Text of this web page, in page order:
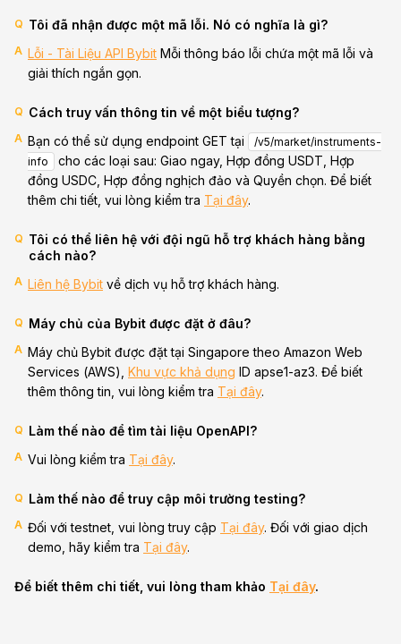
Q Tôi đã nhận được một mã lỗi. Nó có nghĩa là gì?
A Lỗi - Tài Liệu API Bybit Mỗi thông báo lỗi chứa một mã lỗi và
giải thích ngắn gọn.
Q Cách truy vấn thông tin về một biểu tượng?
A Bạn có thể sử dụng endpoint GET tại
/v5/market/instruments-
info
cho các loại sau: Giao ngay, Hợp đồng USDT, Hợp
đồng USDC, Hợp đồng nghịch đảo và Quyền chọn. Để biết
thêm chi tiết, vui lòng kiểm tra Tại đây.
Q Tôi có thể liên hệ với đội ngũ hỗ trợ khách hàng bằng
cách nào?
A Liên hệ Bybit về dịch vụ hỗ trợ khách hàng.
Q Máy chủ của Bybit được đặt ở đâu?
A Máy chủ Bybit được đặt tại Singapore theo Amazon Web
Services (AWS), Khu vực khả dụng ID apse1-az3. Để biết
thêm thông tin, vui lòng kiểm tra Tại đây.
Q Làm thế nào để tìm tài liệu OpenAPI?
A Vui lòng kiểm tra Tại đây.
Q Làm thế nào để truy cập môi trường testing?
A Đối với testnet, vui lòng truy cập Tại đây. Đối với giao dịch
demo, hãy kiểm tra Tại đây.
Để biết thêm chi tiết, vui lòng tham khảo Tại đây.